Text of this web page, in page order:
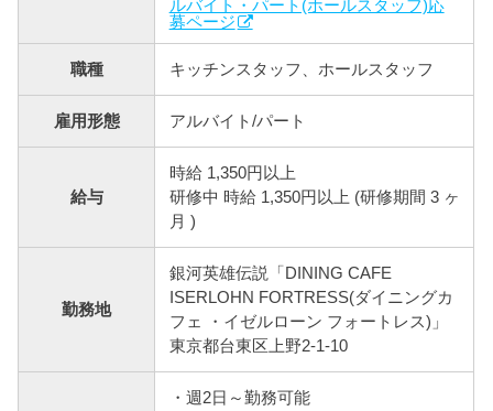
ルバイト・パート(ホールスタッフ)応
募ページ
職種 キッチンスタッフ、ホールスタッフ
雇用形態 アルバイト/パート
給与
時給 1,350円以上
研修中 時給 1,350円以上 (研修期間 3 ヶ
月 )
勤務地
銀河英雄伝説「DINING CAFE
ISERLOHN FORTRESS(ダイニングカ
フェ ・イゼルローン フォートレス)」
東京都台東区上野2-1-10
・週2日～勤務可能